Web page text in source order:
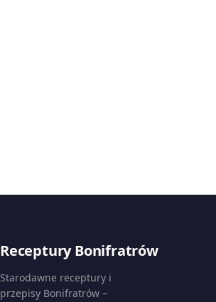
Receptury Bonifratrów
Starodawne receptury i
przepisy Bonifratrów –